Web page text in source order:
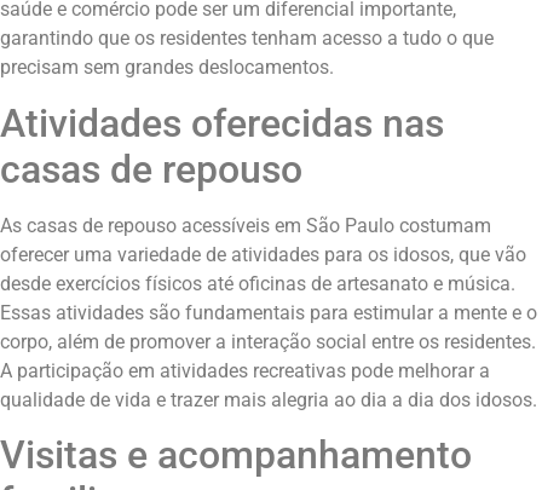
saúde e comércio pode ser um diferencial importante,
garantindo que os residentes tenham acesso a tudo o que
precisam sem grandes deslocamentos.
Atividades oferecidas nas
casas de repouso
As casas de repouso acessíveis em São Paulo costumam
oferecer uma variedade de atividades para os idosos, que vão
desde exercícios físicos até oficinas de artesanato e música.
Essas atividades são fundamentais para estimular a mente e o
corpo, além de promover a interação social entre os residentes.
A participação em atividades recreativas pode melhorar a
qualidade de vida e trazer mais alegria ao dia a dia dos idosos.
Visitas e acompanhamento